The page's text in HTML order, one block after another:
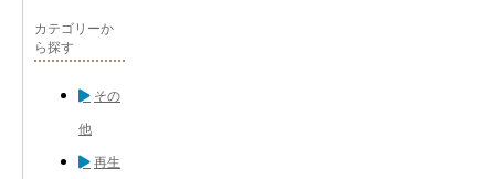
カテゴリーか
ら探す
その
他
再生